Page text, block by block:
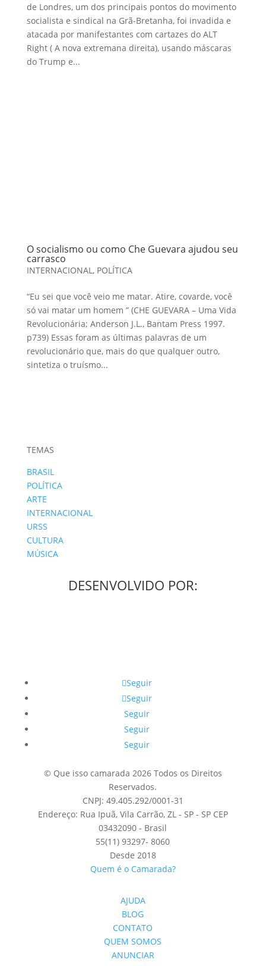
de Londres, um dos principais pontos do movimento
socialista e sindical na Grã-Bretanha, foi invadida e
atacada por manifestantes com cartazes do ALT
Right ( A nova extremana direita), usando máscaras
do Trump e...
O socialismo ou como Che Guevara ajudou seu
carrasco
INTERNACIONAL, POLÍTICA
“Eu sei que você veio me matar. Atire, covarde, você
só vai matar um homem ” (CHE GUEVARA – Uma Vida
Revolucionária; Anderson J.L., Bantam Press 1997.
p739) Essas foram as últimas palavras de um
revolucionário que, mais do que qualquer outro,
sintetiza o truísmo...
TEMAS
BRASIL
POLÍTICA
ARTE
INTERNACIONAL
URSS
CULTURA
MÚSICA
DESENVOLVIDO POR:
Seguir
Seguir
Seguir
Seguir
Seguir
© Que isso camarada 2026 Todos os Direitos
Reservados.
CNPJ: 49.405.292/0001-31
Endereço: Rua Ipuã, Vila Carrão, ZL - SP - SP CEP
03432090 - Brasil
55(11) 93297- 8060
Desde 2018
Quem é o Camarada?
AJUDA
BLOG
CONTATO
QUEM SOMOS
ANUNCIAR